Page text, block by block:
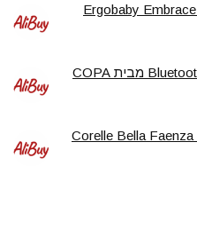
מנשא לתינוק Ergobaby Embrace
זוג רמקולים Bluetooth מבית COPA